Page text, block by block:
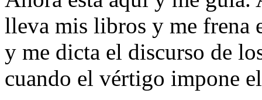
lleva mis libros y me frena
y me dicta el discurso de
cuando el vértigo impone